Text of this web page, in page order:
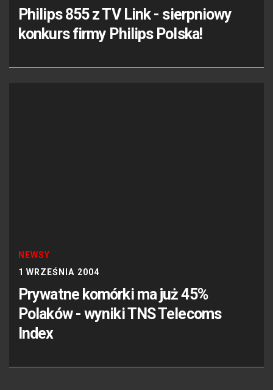
Philips 855 z TV Link - sierpniowy
konkurs firmy Philips Polska!
NEWSY
1 WRZEŚNIA 2004
Prywatne komórki ma już 45%
Polaków - wyniki TNS Telecoms
Index